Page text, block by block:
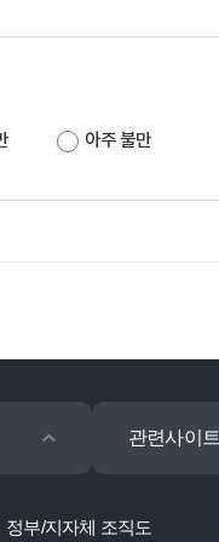
아주 불만
관련사이트
정부/지자체 조직도